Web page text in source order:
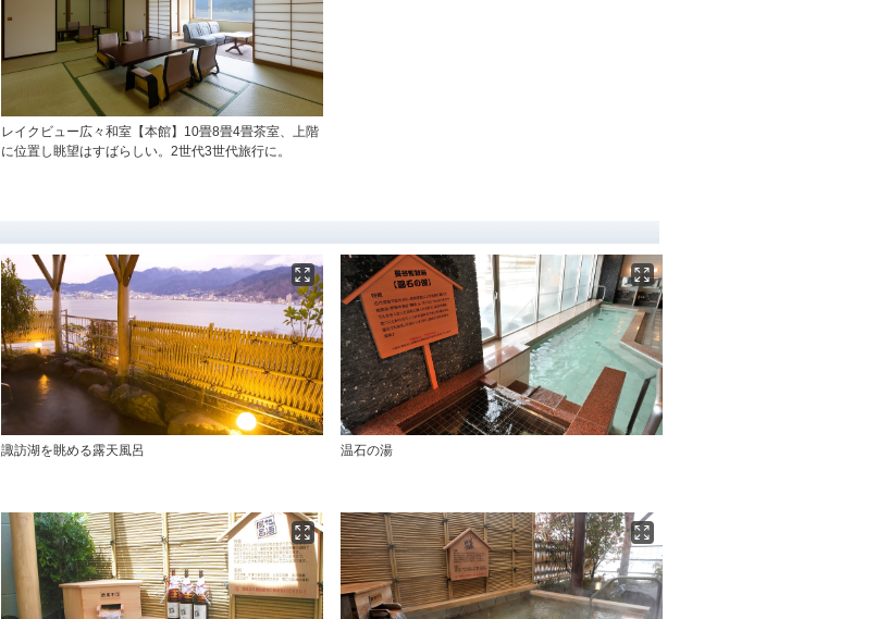
レイクビュー広々和室【本館】10畳8畳4畳茶室、上階
に位置し眺望はすばらしい。2世代3世代旅行に。
諏訪湖を眺める露天風呂 温石の湯